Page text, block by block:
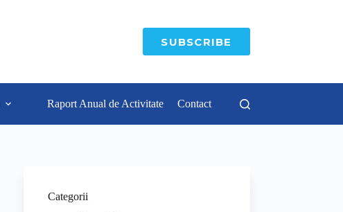
SUBSCRIBE
Raport Anual de Activitate Contact
Categorii